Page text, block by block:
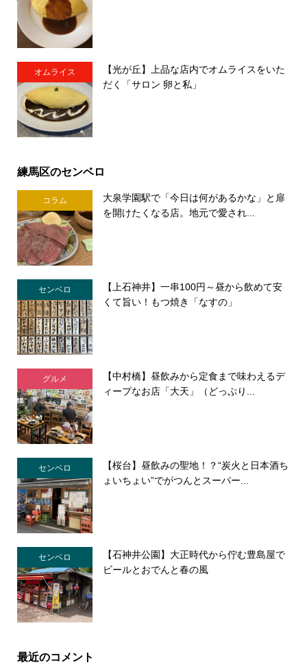
オムライス
【光が丘】上品な店内でオムライスをいた
だく「サロン 卵と私」
練馬区のセンベロ
コラム
大泉学園駅で「今日は何があるかな」と扉
を開けたくなる店。地元で愛され...
センベロ
【上石神井】一串100円～昼から飲めて安
くて旨い！もつ焼き「なすの」
グルメ
【中村橋】昼飲みから定食まで味わえるデ
ィープなお店「大天」（どっぷり...
センベロ
【桜台】昼飲みの聖地！？“炭火と日本酒ち
ょいちょい”でがつんとスーパー...
センベロ
【石神井公園】大正時代から佇む豊島屋で
ビールとおでんと春の風
最近のコメント